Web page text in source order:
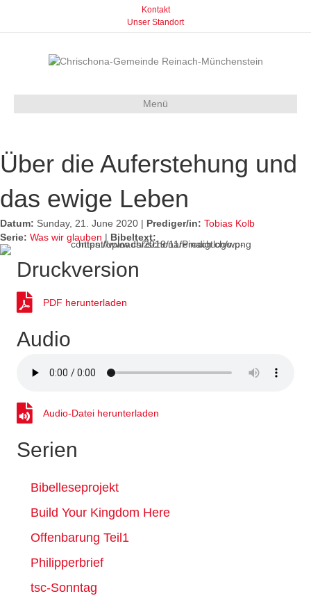
Kontakt
Unser Standort
Menü
Über die Auferstehung und
das ewige Leben
Datum: Sunday, 21. June 2020 | Prediger/in: Tobias Kolb
Serie: Was wir glauben | Bibeltext:
Druckversion
PDF herunterladen
PDF herunterladen
Audio
Audio-Datei herunterladen
Audio-Datei herunterladen
Serien
Bibelleseprojekt
Build Your Kingdom Here
Offenbarung Teil1
Philipperbrief
tsc-Sonntag